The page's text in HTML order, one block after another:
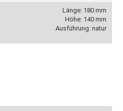
Länge: 180 mm
Höhe: 140 mm
Ausführung: natur